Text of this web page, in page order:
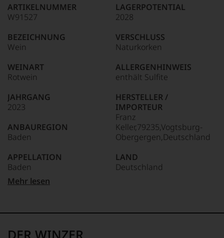
90–94 Punkte:
Unter 85 Punkte:
für
»Fine
für
die
edlen
Weine
der
Welt,
kaum
ein
Das
dokumentieren
auch
und
gerade
mit
Medaillen
Weinjournalisten
ARTIKELNUMMER
W91527
BEZEICHNUNG
Wein
WEINART
Rotwein
JAHRGANG
2023
ANBAUREGION
Baden
APPELLATION
Baden
REBSORTEN
TRINKTEMPERATUR
LAGERPOTENTIAL
2028
VERSCHLUSS
Naturkorken
ALLERGENHINWEIS
enthält Sulfite
HERSTELLER /
IMPORTEUR
Franz
Keller,79235,Vogtsburg-
Obergergen,Deutschland
LAND
Deutschland
GESCHMACK
Mehr lesen
DER WINZER